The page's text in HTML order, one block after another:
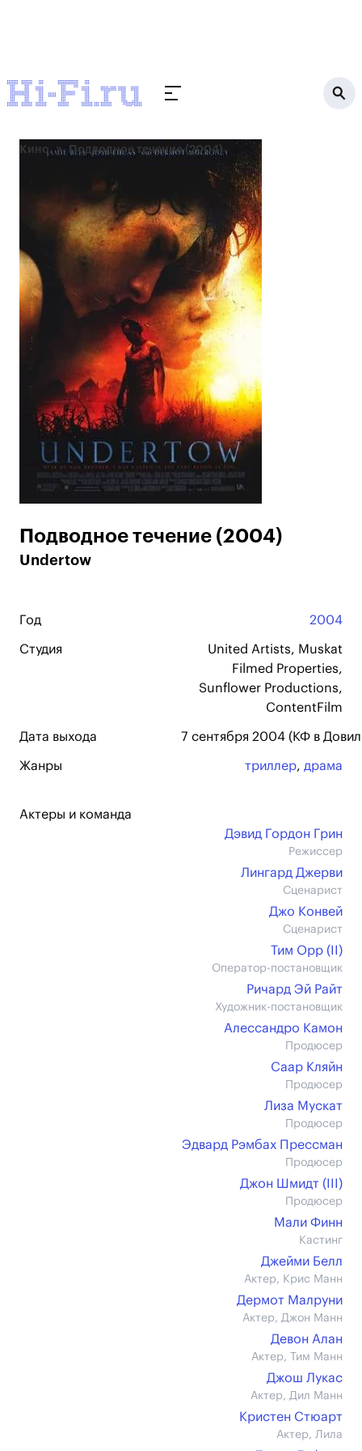
Кино Подводное течение (2004)
Подводное течение (2004)
Undertow
Год 2004
Студия
United Artists, Muskat
Filmed Properties,
Sunflower Productions,
ContentFilm
Дата выхода 7 сентября 2004 (КФ в
Жанры триллер, драма
Актеры и команда
Дэвид Гордон Грин
Режиссер
Лингард Джерви
Сценарист
Джо Конвей
Сценарист
Тим Орр (II)
Оператор-постановщик
Ричард Эй Райт
Художник-постановщик
Алессандро Камон
Продюсер
Саар Кляйн
Продюсер
Лиза Мускат
Продюсер
Эдвард Рэмбах Прессман
Продюсер
Джон Шмидт (III)
Продюсер
Мали Финн
Кастинг
Джейми Белл
Актер, Крис Манн
Дермот Малруни
Актер, Джон Манн
Девон Алан
Актер, Тим Манн
Джош Лукас
Актер, Дил Манн
Кристен Стюарт
Актер, Лила